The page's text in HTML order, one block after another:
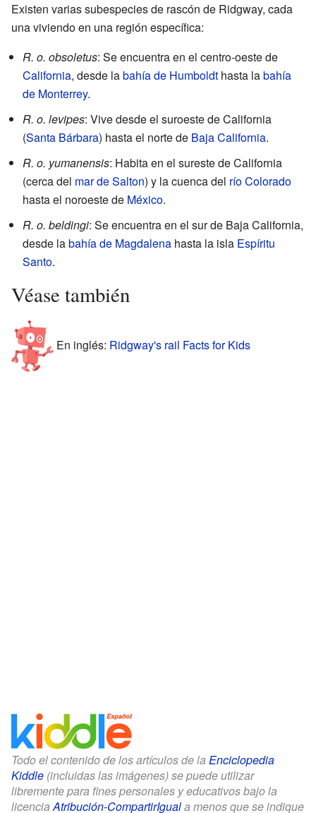
Existen varias subespecies de rascón de Ridgway, cada
una viviendo en una región específica:
R. o. obsoletus: Se encuentra en el centro-oeste de
California, desde labahía de Humboldt hasta labahía
de Monterrey.
R. o. levipes: Vive desde el suroeste de California
(Santa Bárbara) hasta el norte de Baja California.
R. o. yumanensis: Habita en el sureste de California
(cerca del mar de Salton) y la cuenca del río Colorado
hasta el noroeste de México.
R. o. beldingi: Se encuentra en el sur de Baja California,
desde labahía de Magdalena hasta la isla Espíritu
Santo.
Véase también
En inglés: Ridgway's rail Facts for Kids
Todo el contenido de los artículos de la Enciclopedia
Kiddle (incluidas las imágenes) se puede utilizar
libremente para fines personales y educativos bajo la
licenciaAtribución-CompartirIguala menos que se indique